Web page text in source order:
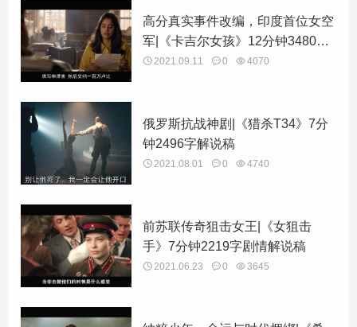
高分真实事件改编，印度首位女空
军|《卡吉尔女孩》12分钟3480字
解说稿
2021.09.11 0 4070
俄罗斯抗战神剧|《猎杀T34》7分
钟2496字解说稿
2021.08.01 0 4740
前苏联传奇狙击女王|《女狙击
手》7分钟2219字剧情解说稿
2021.06.23 0 3645